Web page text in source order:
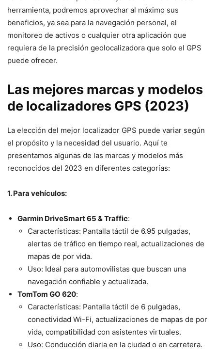
herramienta, podremos aprovechar al máximo sus
beneficios, ya sea para la navegación personal, el
monitoreo de activos o cualquier otra aplicación que
requiera de la precisión geolocalizadora que solo el GPS
puede ofrecer.
Las mejores marcas y modelos
de localizadores GPS (2023)
La elección del mejor localizador GPS puede variar según
el propósito y la necesidad del usuario. Aquí te
presentamos algunas de las marcas y modelos más
reconocidos del 2023 en diferentes categorías:
1. Para vehículos:
Garmin DriveSmart 65 & Traffic:
Características: Pantalla táctil de 6.95 pulgadas,
alertas de tráfico en tiempo real, actualizaciones de
mapas de por vida.
Uso: Ideal para automovilistas que buscan una
navegación confiable y actualizada.
TomTom GO 620:
Características: Pantalla táctil de 6 pulgadas,
conectividad Wi-Fi, actualizaciones de mapas de por
vida, compatibilidad con asistentes virtuales.
Uso: Conducción diaria en la ciudad o en carretera.